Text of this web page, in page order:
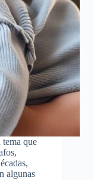
que
algunas